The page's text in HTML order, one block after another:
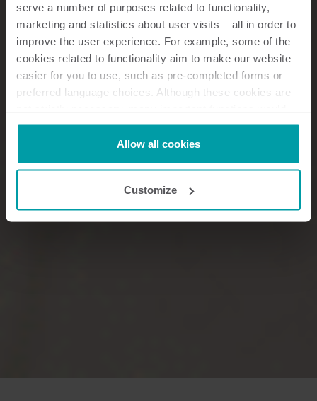
serve a number of purposes related to functionality,
marketing and statistics about user visits – all in order to
improve the user experience. For example, some of the
cookies related to functionality aim to make our website
easier for you to use, such as pre-completed forms or
preferred language choices. Although these cookies are
not be available without them.
Kamstrup makes use of third-party cookies. A third-party
cookie is installed by someone other than us, such as
analysis programmes.
You can at any time change or withdraw your consent
Allow all cookies
Customize